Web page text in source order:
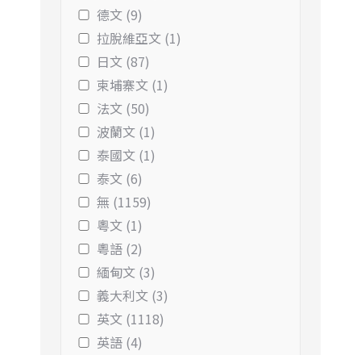
德文 (9)
拉脫維亞文 (1)
日文 (87)
柬埔寨文 (1)
法文 (50)
波蘭文 (1)
泰國文 (1)
泰文 (6)
無 (1159)
粵文 (1)
粵語 (2)
緬甸文 (3)
義大利文 (3)
英文 (1118)
英語 (4)